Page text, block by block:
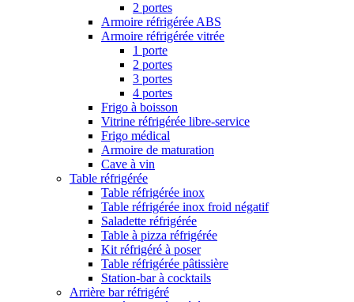
2 portes
Armoire réfrigérée ABS
Armoire réfrigérée vitrée
1 porte
2 portes
3 portes
4 portes
Frigo à boisson
Vitrine réfrigérée libre-service
Frigo médical
Armoire de maturation
Cave à vin
Table réfrigérée
Table réfrigérée inox
Table réfrigérée inox froid négatif
Saladette réfrigérée
Table à pizza réfrigérée
Kit réfrigéré à poser
Table réfrigérée pâtissière
Station-bar à cocktails
Arrière bar réfrigéré